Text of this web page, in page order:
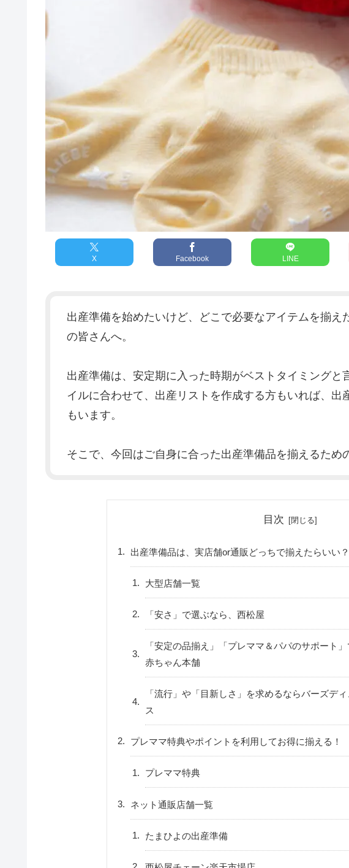
X Facebook LINE
出産準備を始めたいけど、どこで必要なアイテムを揃え
の皆さんへ。
出産準備は、安定期に入った時期がベストタイミングと
イルに合わせて、出産リストを作成する方もいれば、出
もいます。
そこで、今回はご自身に合った出産準備品を揃えるため
目次
出産準備品は、実店舗or通販どっちで揃えたらいい？
大型店舗一覧
「安さ」で選ぶなら、西松屋
「安定の品揃え」「プレママ＆パパのサポート」
赤ちゃん本舗
「流行」や「目新しさ」を求めるならバーズデ
ス
プレママ特典やポイントを利用してお得に揃える！
プレママ特典
ネット通販店舗一覧
たまひよの出産準備